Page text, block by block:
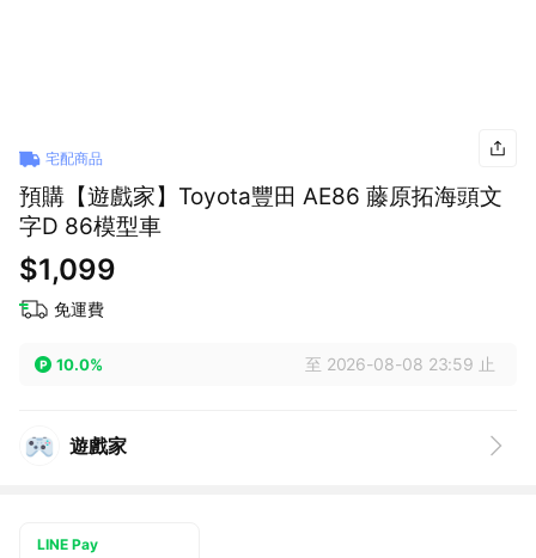
宅配商品
預購【遊戲家】Toyota豐田 AE86 藤原拓海頭文
字D 86模型車
$1,099
免運費
10.0% 至 2026-08-08 23:59 止
遊戲家
LINE Pay